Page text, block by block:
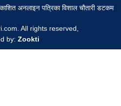
अनलाइन पत्रिका विशाल चौतारी डटकम
All rights reserved,
by: Zookti